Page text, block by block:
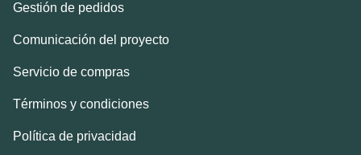
Gestión de pedidos
Comunicación del proyecto
Servicio de compras
Términos y condiciones
Política de privacidad